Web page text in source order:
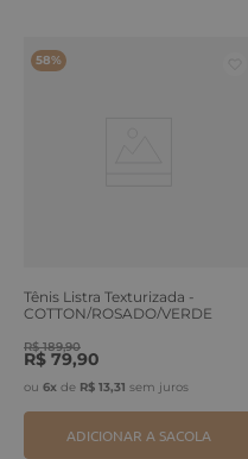
58%
Tênis Listra Texturizada -
COTTON/ROSADO/VERDE
R$ 189,90
R$ 79,90
ou 6x de R$ 13,31 sem juros
ADICIONAR A SACOLA